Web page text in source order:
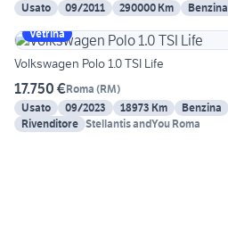
Usato
09/2011 290000 Km Benzina
Vetrina
Volkswagen Polo 1.0 TSI Life
17.750 €Roma (RM)
Usato
09/2023 18973 Km Benzina
Rivenditore Stellantis andYou Roma